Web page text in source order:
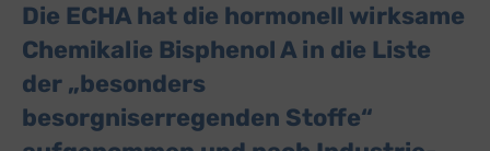
Die ECHA hat die hormonell wirksame
Chemikalie Bisphenol A in die Liste
der „besonders
besorgniserregenden Stoffe“